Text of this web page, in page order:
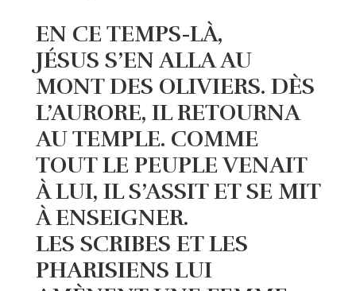
EN CE TEMPS-LÀ,
JÉSUS S’EN ALLA AU
MONT DES OLIVIERS. DÈS
L’AURORE, IL RETOURNA
AU TEMPLE. COMME
TOUT LE PEUPLE VENAIT
À LUI, IL S’ASSIT ET SE MIT
À ENSEIGNER.
LES SCRIBES ET LES
PHARISIENS LUI